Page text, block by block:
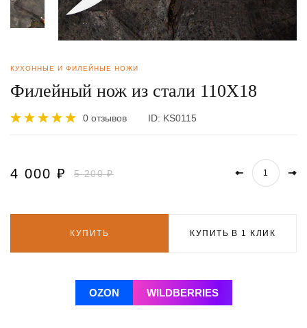
КУХОННЫЕ И ФИЛЕЙНЫЕ НОЖИ
Филейный нож из стали 110Х18
0 отзывов ID: KS0115
4 000 ₽ 5 200 ₽
КУПИТЬ КУПИТЬ В 1 КЛИК
OZON WILDBERRIES